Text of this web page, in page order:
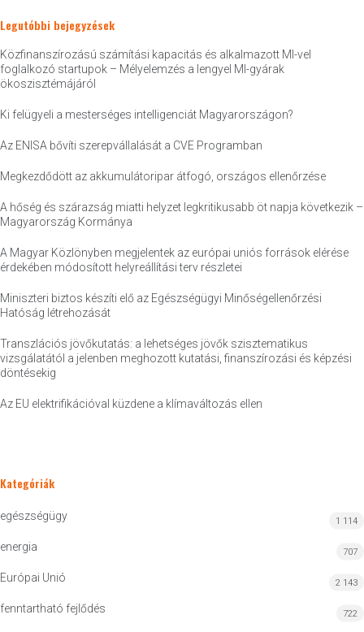
Legutóbbi bejegyzések
Közfinanszírozású számítási kapacitás és alkalmazott MI-vel
foglalkozó startupok – Mélyelemzés a lengyel MI-gyárak
ökoszisztémájáról
Ki felügyeli a mesterséges intelligenciát Magyarországon?
Az ENISA bővíti szerepvállalását a CVE Programban
Megkezdődött az akkumulátoripar átfogó, országos ellenőrzése
A hőség és szárazság miatti helyzet legkritikusabb öt napja következik –
Magyarország Kormánya
A Magyar Közlönyben megjelentek az európai uniós források elérése
érdekében módosított helyreállítási terv részletei
Miniszteri biztos készíti elő az Egészségügyi Minőségellenőrzési
Hatóság létrehozását
Transzlációs jövőkutatás: a lehetséges jövők szisztematikus
vizsgálatától a jelenben meghozott kutatási, finanszírozási és képzési
döntésekig
Az EU elektrifikációval küzdene a klímaváltozás ellen
Kategóriák
egészségügy 1 114
energia 707
Európai Unió 2 143
fenntartható fejlődés 722